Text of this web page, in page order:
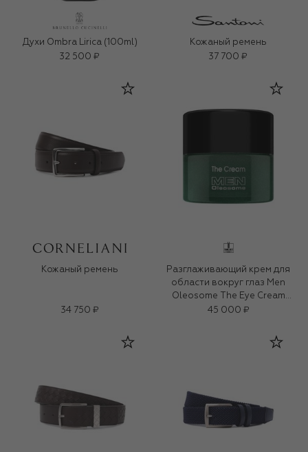
Духи Ombra Lirica (100ml)
32 500 ₽
Кожаный ремень
37 700 ₽
Кожаный ремень
34 750 ₽
Разглаживающий крем для
области вокруг глаз Men
Oleosome The Eye Cream
(15ml)
45 000 ₽